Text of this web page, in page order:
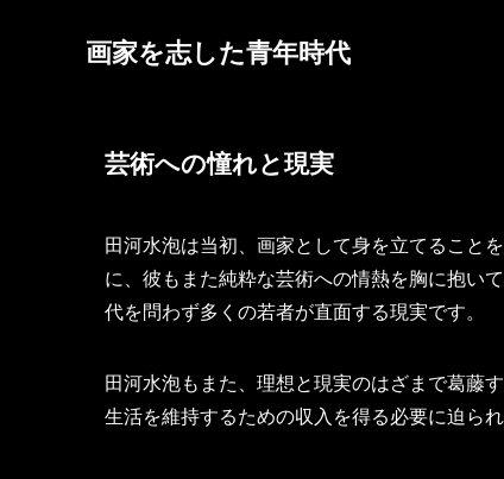
画家を志した青年時代
芸術への憧れと現実
田河水泡は当初、画家として身を立てること
に、彼もまた純粋な芸術への情熱を胸に抱い
代を問わず多くの若者が直面する現実です。
田河水泡もまた、理想と現実のはざまで葛藤
生活を維持するための収入を得る必要に迫られ